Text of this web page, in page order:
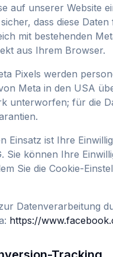
auf unserer Website
dass diese
mit bestehenden
aus Ihrem Browser.
Pixels werden
Meta in den USA
unterworfen; für die
Einsatz ist Ihre
Sie können Ihre
Sie die Cookie-
Datenverarbeitung
https://